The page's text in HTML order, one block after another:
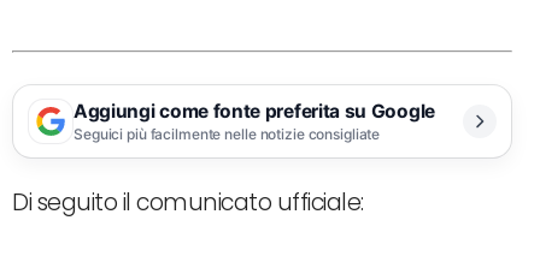
Aggiungi come fonte preferita su Google
Seguici più facilmente nelle notizie consigliate
Di seguito il comunicato ufficiale: